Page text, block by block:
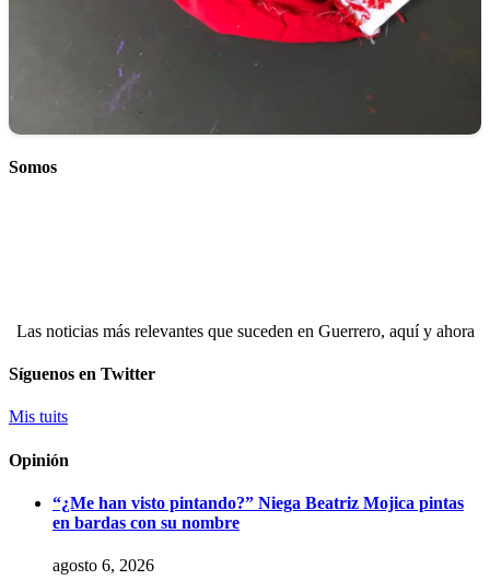
Somos
Las noticias más relevantes que suceden en Guerrero, aquí y ahora
Síguenos en Twitter
Mis tuits
Opinión
“¿Me han visto pintando?” Niega Beatriz Mojica pintas
en bardas con su nombre
agosto 6, 2026